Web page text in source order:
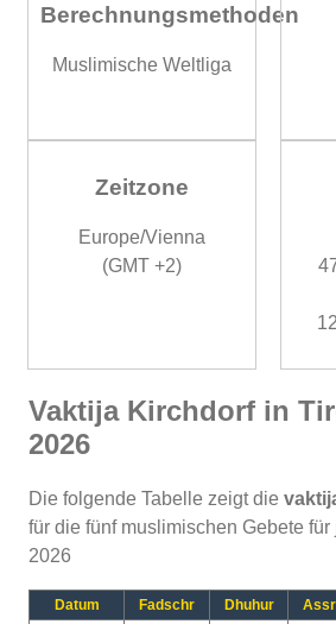
Berechnungsmethoden
Muslimische Weltliga
Zeitzone
Europe/Vienna
(GMT +2)
Vaktija Kirchdorf in
2026
Die folgende Tabelle zeigt die
für die fünf muslimischen Gebete
2026
Datum Fadschr Dhuhur Assr